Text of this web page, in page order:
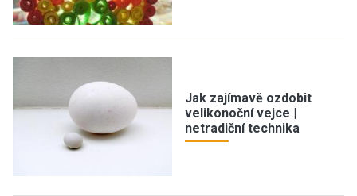
Jak zajímavě ozdobit
velikonoční vejce |
netradiční technika